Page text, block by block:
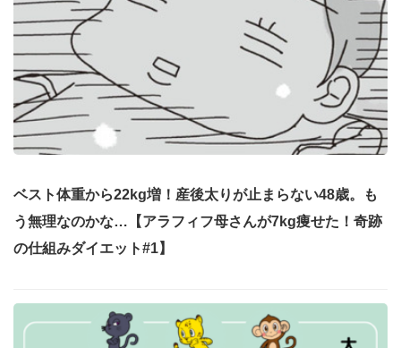
ベスト体重から22kg増！産後太りが止まらない48歳。も
う無理なのかな…【アラフィフ母さんが7kg痩せた！奇跡
の仕組みダイエット#1】